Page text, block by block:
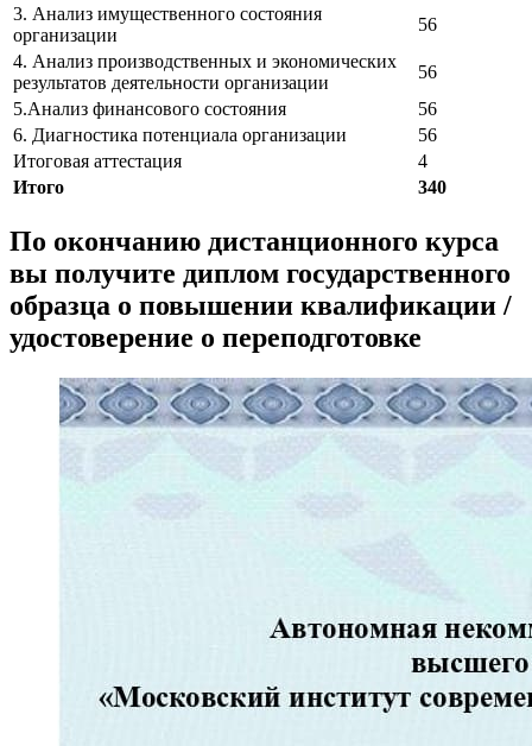
3. Анализ имущественного состояния
организации
56
4. Анализ производственных и экономических
результатов деятельности организации
56
5.Анализ финансового состояния
56
6. Диагностика потенциала организации
56
Итоговая аттестация
4
Итого
340
По окончанию дистанционного курса
вы получите диплом государственного
образца о повышении квалификации /
удостоверение о переподготовке